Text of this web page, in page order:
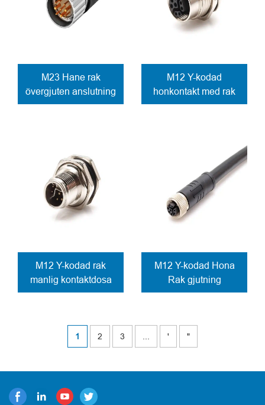
M23 Hane rak
övergjuten anslutning
skruvlås
M12 Y-kodad
honkontakt med rak
anslutning uttag PCB-
M12 Y-kodad rak
manlig kontaktdosa
anslutning PCB-
M12 Y-kodad Hona
Rak gjutning
Kabelanslutning
1 2 3 ... ' "